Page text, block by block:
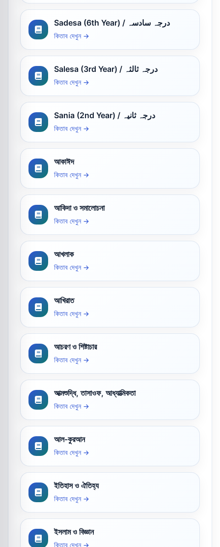
Sadesa (6th Year) / درجہ سادسہ
কিতাব দেখুন →
Salesa (3rd Year) / درجہ ثالثہ
কিতাব দেখুন →
Sania (2nd Year) / درجہ ثانیہ
কিতাব দেখুন →
আকাঈদ
কিতাব দেখুন →
আকিদা ও সমালোচনা
কিতাব দেখুন →
আখলাক
কিতাব দেখুন →
আখিরাত
কিতাব দেখুন →
আচরণ ও শিষ্টাচার
কিতাব দেখুন →
আত্মশুদ্ধি, তাসাওফ, আধ্যাত্মিকতা
কিতাব দেখুন →
আল-কুরআন
কিতাব দেখুন →
ইতিহাস ও ঐতিহ্য
কিতাব দেখুন →
ইসলাম ও বিজ্ঞান
কিতাব দেখুন →